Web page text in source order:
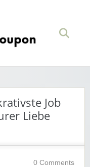
Job
Liebe
0 Comments